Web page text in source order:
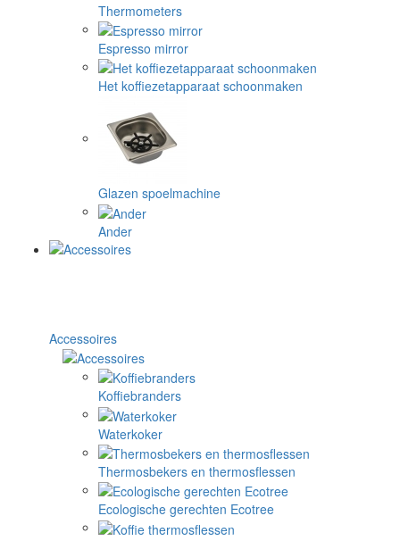
Thermometers
Espresso mirror
Het koffiezetapparaat schoonmaken
Glazen spoelmachine
Ander
Accessoires
Koffiebranders
Waterkoker
Thermosbekers en thermosflessen
Ecologische gerechten Ecotree